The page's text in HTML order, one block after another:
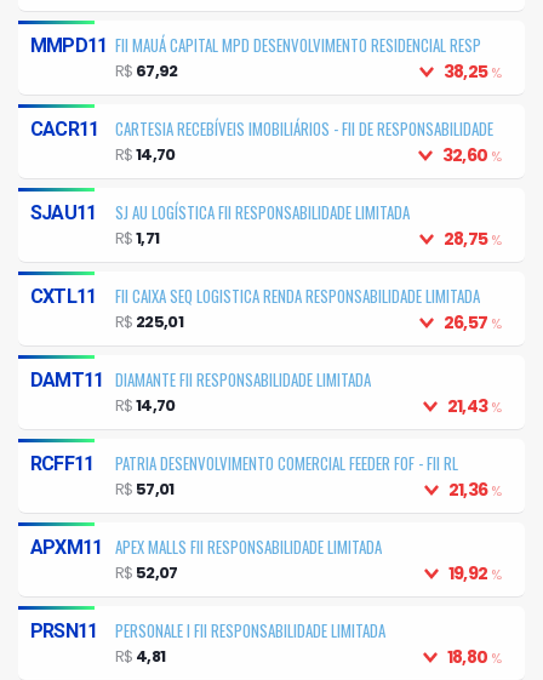
MMPD11 FII MAUÁ CAPITAL MPD DESENVOLVIMENTO RESIDENCIAL RESP
LIMITADA
38,25%
R$ 67,92
CACR11
CARTESIA RECEBÍVEIS IMOBILIÁRIOS - FII DE RESPONSABILIDADE
LIMITADA
32,60 %
R$14,70
SJAU11
SJ AU LOGÍSTICA FII RESPONSABILIDADE LIMITADA
28,75%
R$1,71
CXTL11
FII CAIXA SEQ LOGISTICA RENDA RESPONSABILIDADE LIMITADA
26,57 %
R$ 225,01
DAMT11 DIAMANTE FII RESPONSABILIDADE LIMITADA
21,43%
R$14,70
RCFF11
PATRIA DESENVOLVIMENTO COMERCIAL FEEDER FOF - FII RL
21,36%
R$ 57,01
APXM11
APEX MALLS FII RESPONSABILIDADE LIMITADA
19,92 %
R$ 52,07
PRSN11
PERSONALE I FII RESPONSABILIDADE LIMITADA
18,80 %
R$ 4,81